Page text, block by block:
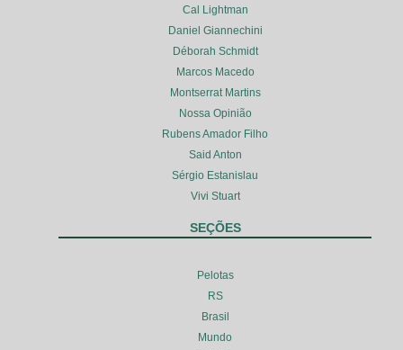
Cal Lightman
Daniel Giannechini
Déborah Schmidt
Marcos Macedo
Montserrat Martins
Nossa Opinião
Rubens Amador Filho
Said Anton
Sérgio Estanislau
Vivi Stuart
SEÇÕES
Pelotas
RS
Brasil
Mundo